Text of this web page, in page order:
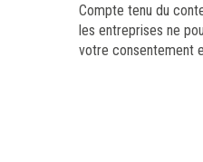
Compte tenu du
les entreprises ne
votre consentement